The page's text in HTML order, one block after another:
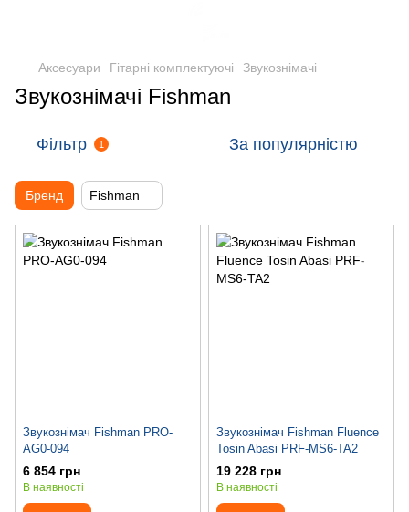
Аксесуари Гітарні комплектуючі Звукознімачі
Звукознімачі Fishman
Фільтр 1 За популярністю
Бренд Fishman
Звукознімач Fishman PRO-
AG0-094
6 854 грн
В наявності
Звукознімач Fishman Fluence
Tosin Abasi PRF-MS6-TA2
19 228 грн
В наявності